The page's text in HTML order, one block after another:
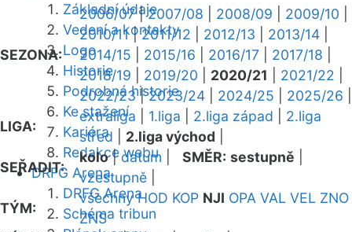
Základní údaje
Vedení a kontakty
Logo
Historie
Podrobná historie
Ke stažení
Kariéra
Redakce webu
DRFG Arena
DRFG Arena
Schéma tribun
SEZONA:
2006/07|2007/08 2008/09 2009/10
2010/11|2011/12 2012/13 2013/14
2014/15
2015/16 2016/17 2017/18
2018/19
2019/20 2020/21 2021/22
2022/23|2023/24 2024/25 2025/26
LIGA:
extraliga 1.liga 2.liga západ
2.liga
střed
2.liga východ
SEŘADIT:
kolo|datum SMĚR: sestupně
vzestupně
TÝM:
všechny HOD KOP NJI OPA VAL VEL ZNO
ZNS